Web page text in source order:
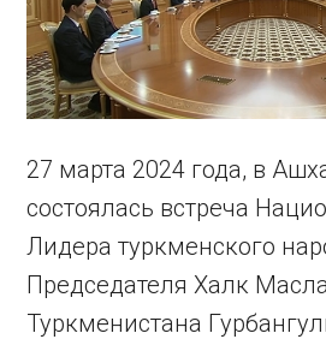
27 марта 2024 года, в
состоялась встреча
Лидера туркменского
Председателя Халк
Туркменистана